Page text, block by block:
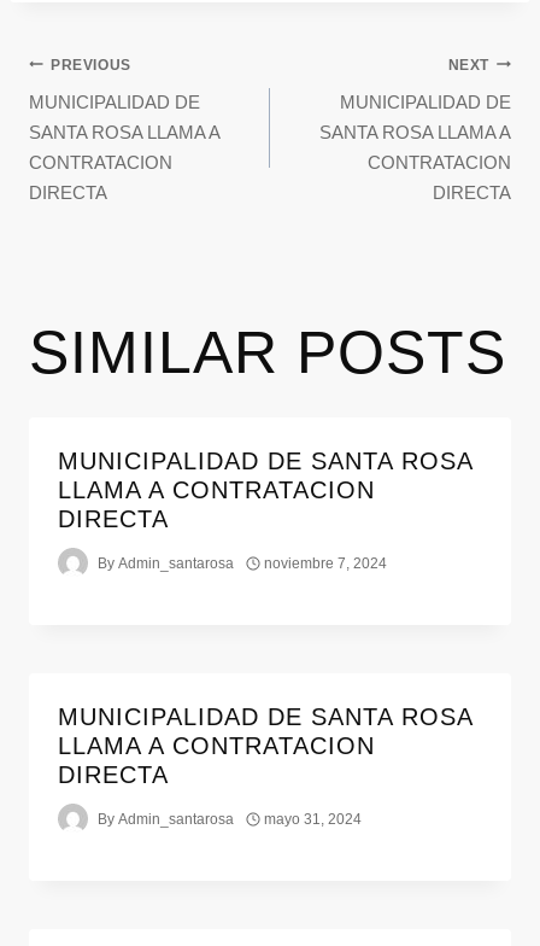
PREVIOUS
MUNICIPALIDAD DE
SANTA ROSA LLAMA A
CONTRATACION
DIRECTA
NEXT
MUNICIPALIDAD DE
SANTA ROSA LLAMA A
CONTRATACION
DIRECTA
SIMILAR POSTS
MUNICIPALIDAD DE SANTA ROSA
LLAMA A CONTRATACION
DIRECTA
By Admin_santarosa noviembre 7, 2024
MUNICIPALIDAD DE SANTA ROSA
LLAMA A CONTRATACION
DIRECTA
By Admin_santarosa mayo 31, 2024